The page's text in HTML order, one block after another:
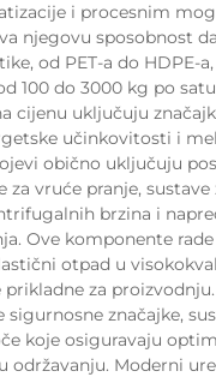
i procesnim
njegovu sposobnost
od PET-a do HDPE-
100 do 3000 kg po
cijenu uključuju
učinkovitosti i
obično uključuju
za vruće pranje,
brzina i
Ove komponente
otpad u
za
sigurnosne značajke,
koje osiguravaju
održavanju. Moderni